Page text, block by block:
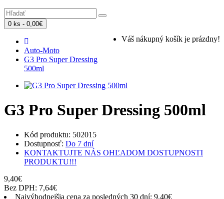
0 ks - 0,00€
Váš nákupný košík je prázdny!
Auto-Moto
G3 Pro Super Dressing
500ml
G3 Pro Super Dressing 500ml
Kód produktu: 502015
Dostupnosť: Do 7 dní
KONTAKTUJTE NÁS OHĽADOM DOSTUPNOSTI
PRODUKTU!!!
9,40€
Bez DPH: 7,64€
Najvýhodnejšia cena za posledných 30 dní: 9,40€